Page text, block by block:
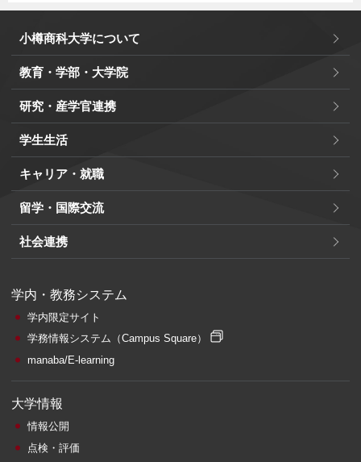
小樽商科大学について
教育・学部・大学院
研究・産学官連携
学生生活
キャリア・就職
留学・国際交流
社会連携
学内・教務システム
学内限定サイト
学務情報システム （Campus Square）
manaba/E-learning
大学情報
情報公開
点検・評価